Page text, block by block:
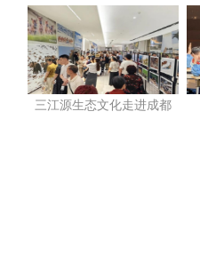
三江源生态文化走进成都